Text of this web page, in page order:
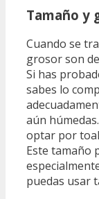
Tamaño y
Cuando se
grosor son
Si has
sabes lo
aún
optar por
Este tamaño
puedas usar